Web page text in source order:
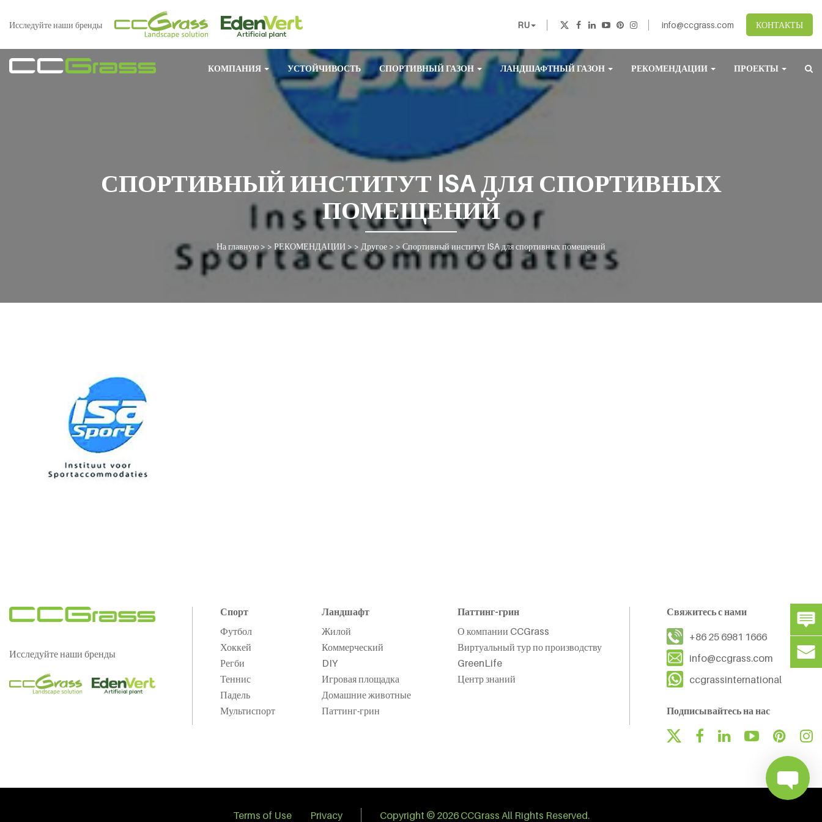
Исследуйте наши бренды RU info@ccgrass.com КОНТАКТЫ
КОМПАНИЯ УСТОЙЧИВОСТЬ СПОРТИВНЫЙ ГАЗОН ЛАНДШАФТНЫЙ ГАЗОН РЕКОМЕНДАЦИИ ПРОЕКТЫ
СПОРТИВНЫЙ ИНСТИТУТ ISA ДЛЯ СПОРТИВНЫХ
ПОМЕЩЕНИЙ
На главную > > РЕКОМЕНДАЦИИ > > Другое > > Спортивный институт ISA для спортивных помещений
Исследуйте наши бренды
Спорт
Футбол
Хоккей
Регби
Теннис
Падель
Мультиспорт
Ландшафт
Жилой
Коммерческий
DIY
Игровая площадка
Домашние животные
Паттинг-грин
Паттинг-грин
О компании CCGrass
Виртуальный тур по производству
GreenLife
Центр знаний
Свяжитесь с нами
+86 25 6981 1666
info@ccgrass.com
ccgrassinternational
Подписывайтесь на нас
Terms of Use Privacy Copyright © 2026 CCGrass All Rights Reserved.